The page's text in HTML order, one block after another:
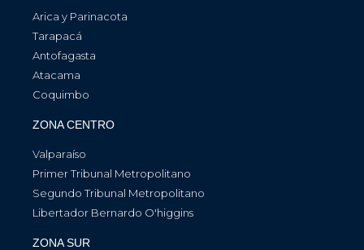
Arica y Parinacota
Tarapacá
Antofagasta
Atacama
Coquimbo
ZONA CENTRO
Valparaíso
Primer Tribunal Metropolitano
Segundo Tribunal Metropolitano
Libertador Bernardo O'higgins
ZONA SUR